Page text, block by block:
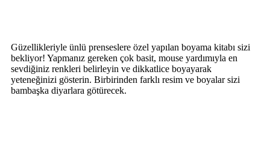
Güzellikleriyle ünlü prenseslere özel yapılan boyama kitabı sizi
bekliyor! Yapmanız gereken çok basit, mouse yardımıyla en
sevdiğiniz renkleri belirleyin ve dikkatlice boyayarak
yeteneğinizi gösterin. Birbirinden farklı resim ve boyalar sizi
bambaşka diyarlara götürecek.